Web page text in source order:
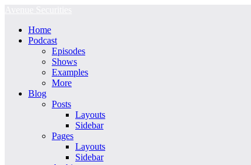
conteúdo
Home
Podcast
Episodes
Shows
Examples
More
Blog
Posts
Layouts
Sidebar
Pages
Layouts
Sidebar